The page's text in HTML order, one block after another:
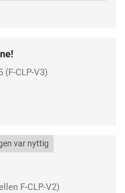
(F-CLP-V3)
var nyttig
F-CLP-V2)